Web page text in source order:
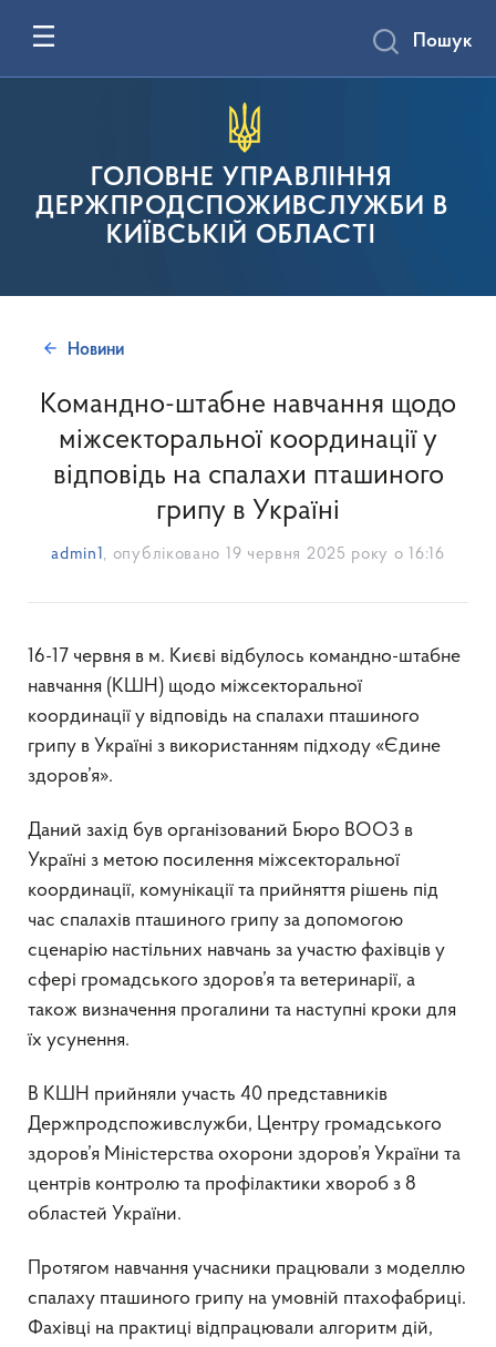
ГОЛОВНЕ УПРАВЛІННЯ
ДЕРЖПРОДСПОЖИВСЛУЖБИ В
КИЇВСЬКІЙ ОБЛАСТІ
Пошук
Новини
Командно-штабне навчання щодо
міжсекторальної координації у
відповідь на спалахи пташиного
грипу в Україні
admin1, опубліковано 19 червня 2025 року о 16:16
16-17 червня в м. Києві відбулось командно-штабне
навчання (КШН) щодо міжсекторальної
координації у відповідь на спалахи пташиного
грипу в Україні з використанням підходу «Єдине
здоров’я».
Даний захід був організований Бюро ВООЗ в
Україні з метою посилення міжсекторальної
координації, комунікації та прийняття рішень під
час спалахів пташиного грипу за допомогою
сценарію настільних навчань за участю фахівців у
сфері громадського здоров’я та ветеринарії, а
також визначення прогалини та наступні кроки для
їх усунення.
В КШН прийняли участь 40 представників
Держпродспоживслужби, Центру громадського
здоров’я Міністерства охорони здоров’я України та
центрів контролю та профілактики хвороб з 8
областей України.
Протягом навчання учасники працювали з моделлю
спалаху пташиного грипу на умовній птахофабриці.
Фахівці на практиці відпрацювали алгоритм дій,